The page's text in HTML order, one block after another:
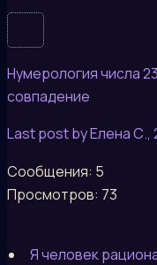
Нумерология числа
совпадение
Last post by Елена С.,
Сообщения: 5
Просмотров: 73
Я человек